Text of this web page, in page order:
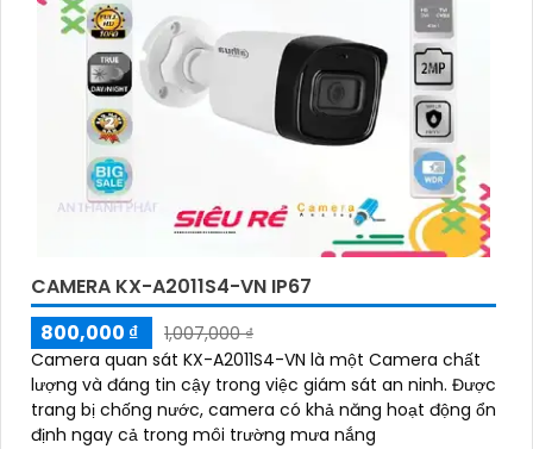
CAMERA KX-A2011S4-VN IP67
800,000 ₫
1,007,000 ₫
Camera quan sát KX-A2011S4-VN là một Camera chất
lượng và đáng tin cậy trong việc giám sát an ninh. Được
trang bị chống nước, camera có khả năng hoạt động ổn
định ngay cả trong môi trường mưa nắng